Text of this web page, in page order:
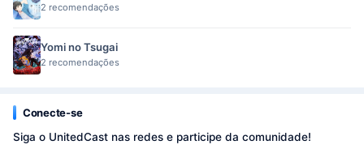
2 recomendações
Yomi no Tsugai
2 recomendações
Conecte-se
Siga o UnitedCast nas redes e participe da comunidade!